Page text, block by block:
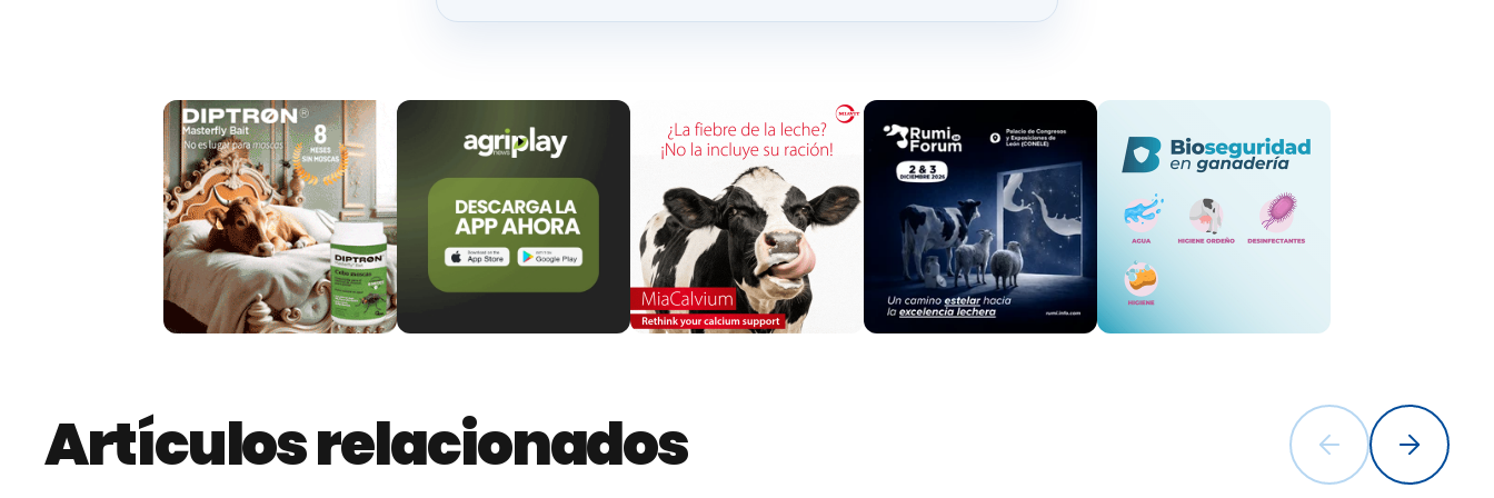
de casi 21.000 metros cuadrados, registrándose 31 expositores nuevos. Además, Salamaq23
contará con 59
estarán ubicados 65 expositores, de los que 10 son nuevos; y el resto se distribuyen en los espacios de
alimentaria, plaza del comercio y hostelería.
34 Exposición Internacional de Ganado Puro
En cuanto a la Exposición Internacional de Ganado Puro, la presencia de más de 1.270 ejemplares de especies y
40 razas ganaderas refrendan a Salamanca como la cita por excelencia de la ganadería de España y del sur
de Europa. Una muestra ganadera que, en palabras del presidente de la Diputación de Salamanca, este año se
completa con un importanterefuerzo sanitario“al ponerse en marcha todas las medidas posibles para que
Entre ellas se encuentran la desinsectación de las instalaciones antes de la llegada del ganado; en
colaboración con la Junta de Castilla y León, un servicio veterinario permanente que revise los animales y la
Artículos relacionados